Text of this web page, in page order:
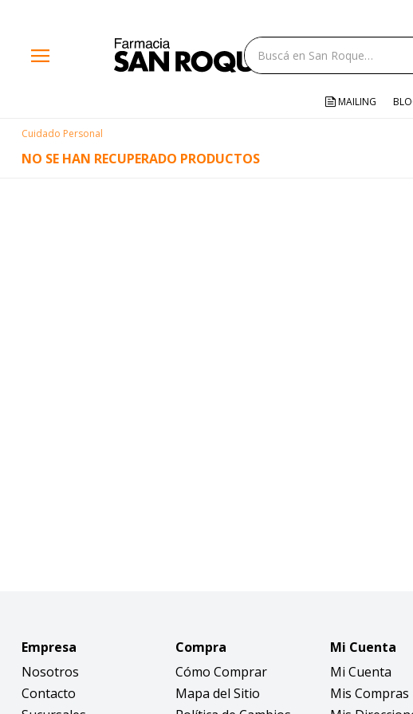
menu
MAILING
Cuidado Personal
NO SE HAN RECUPERADO PRODUCTOS
Empresa
Nosotros
Contacto
Compra
Cómo Comprar
Mapa del Sitio
Mi Cuenta
Mi Cuenta
Mis Compras
close
storefront
help